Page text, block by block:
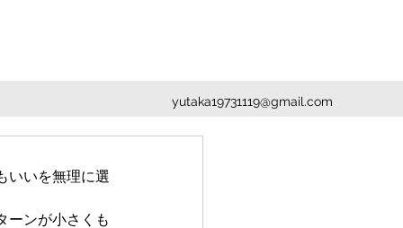
yutaka19731119@gmail.com
いいを無理に選
ーンが小さくも